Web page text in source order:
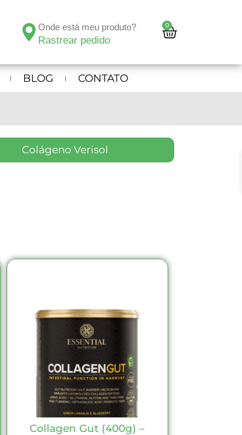
Onde está meu produto?
Rastrear pedido
0
BLOG CONTATO
Colágeno Verisol
Collagen Gut (400g) –